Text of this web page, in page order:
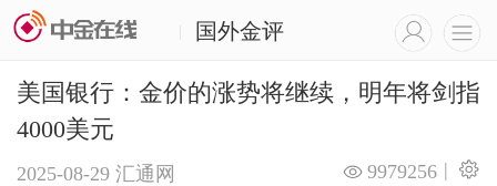
国外金评
美国银行：金价的涨势将继续，明年将剑指
4000美元
2025-08-29 汇通网 |
9979256